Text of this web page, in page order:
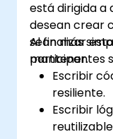
está dirigida a
desean crear
sean más
mantener.
Al finalizar
participantes
Escribir
resiliente.
Escribir